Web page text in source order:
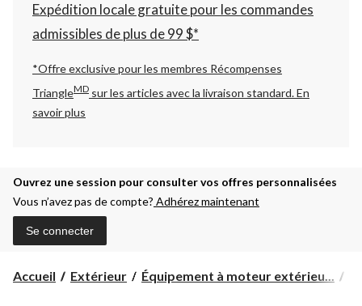
Expédition locale gratuite pour les commandes
admissibles de plus de 99 $*
*Offre exclusive pour les membres Récompenses
TriangleMD sur les articles avec la livraison standard.En
savoir plus
Ouvrez une session pour consulter vos offres personnalisées
Vous n’avez pas de compte? Adhérez maintenant
Se connecter
Accueil Extérieur Équipement à moteur extérieu...